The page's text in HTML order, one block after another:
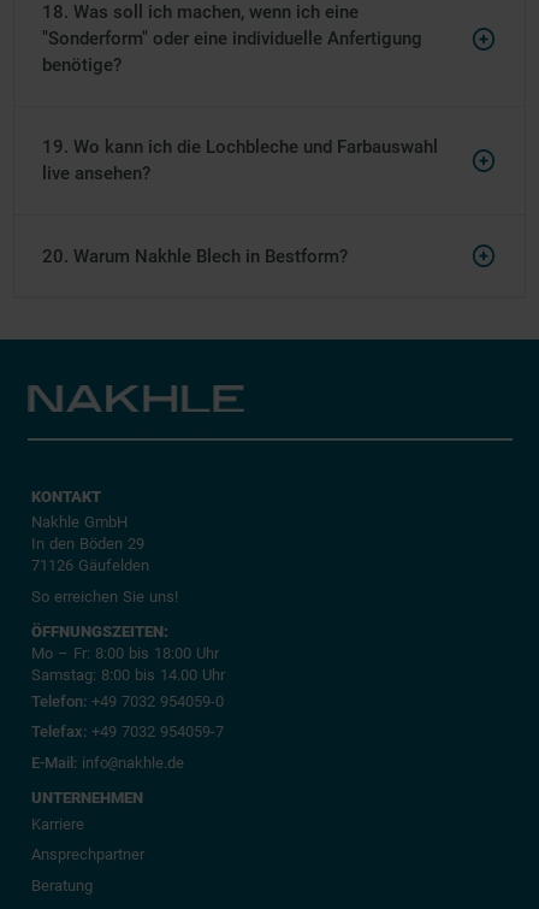
18. Was soll ich machen, wenn ich eine
"Sonderform" oder eine individuelle Anfertigung
benötige?
19. Wo kann ich die Lochbleche und Farbauswahl
live ansehen?
20. Warum Nakhle Blech in Bestform?
KONTAKT
Nakhle GmbH
In den Böden 29
71126 Gäufelden
So erreichen Sie uns!
ÖFFNUNGSZEITEN:
Mo – Fr: 8:00 bis 18:00 Uhr
Samstag: 8:00 bis 14.00 Uhr
Telefon: +49 7032 954059-0
Telefax: +49 7032 954059-7
E-Mail: info@nakhle.de
UNTERNEHMEN
Karriere
Ansprechpartner
Beratung